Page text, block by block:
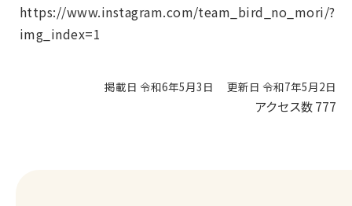
https://www.instagram.com/team_bird_no_mori/?
img_index=1
掲載日 令和6年5月3日 更新日 令和7年5月2日
アクセス数777